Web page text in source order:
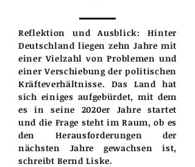
Reflektion und Ausblick: Hinter
Deutschland liegen zehn Jahre mit
einer Vielzahl von Problemen und
einer Verschiebung der politischen
Kräfteverhältnisse. Das Land hat
sich einiges aufgebürdet, mit dem
es in seine 2020er Jahre startet
und die Frage steht im Raum, ob es
den Herausforderungen der
nächsten Jahre gewachsen ist,
schreibt Bernd Liske.